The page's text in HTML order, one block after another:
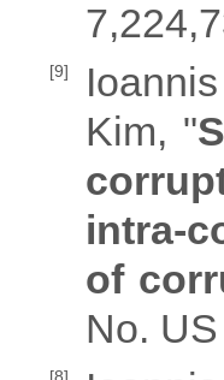
[9]
Kim, "
intra-
of
No.